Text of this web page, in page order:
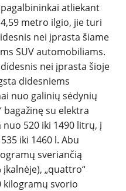
atliekant
metro ilgio, jie turi
nei įprasta šiame
SUV automobiliams.
nei įprasta šioje
didesniems
nuo galinių sėdynių
bagažinę su elektra
520 iki 1490 litrų, į
iki 1460 l. Abu
sveriančią
„quattro“
kilogramų svorio